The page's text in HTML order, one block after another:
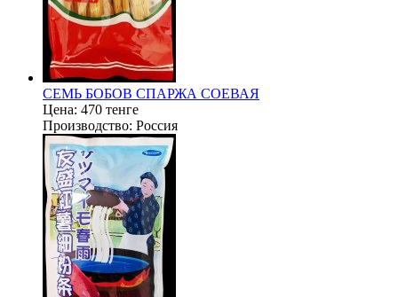
СЕМЬ БОБОВ СПАРЖА СОЕВАЯ
Цена: 470 тенге
Производство: Россия